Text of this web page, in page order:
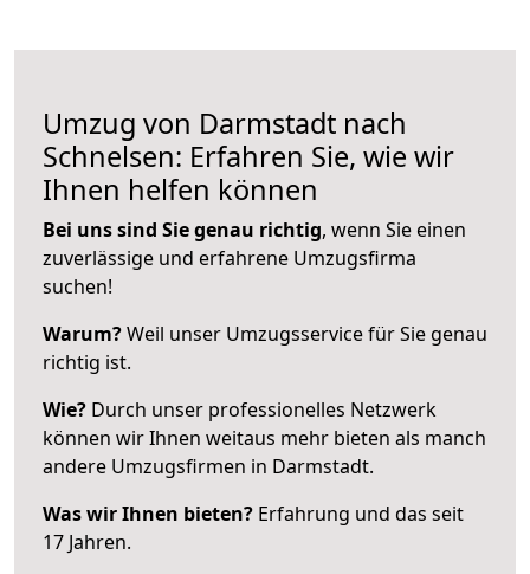
Umzug von Darmstadt nach
Schnelsen: Erfahren Sie, wie wir
Ihnen helfen können
Bei uns sind Sie genau richtig, wenn Sie einen
zuverlässige und erfahrene Umzugsfirma
suchen!
Warum?Weil unser Umzugsservice für Sie genau
richtig ist.
Wie? Durch unser professionelles Netzwerk
können wir Ihnen weitaus mehr bieten als manch
andere Umzugsfirmen in Darmstadt.
Was wir Ihnen bieten? Erfahrung und das seit
17 Jahren.